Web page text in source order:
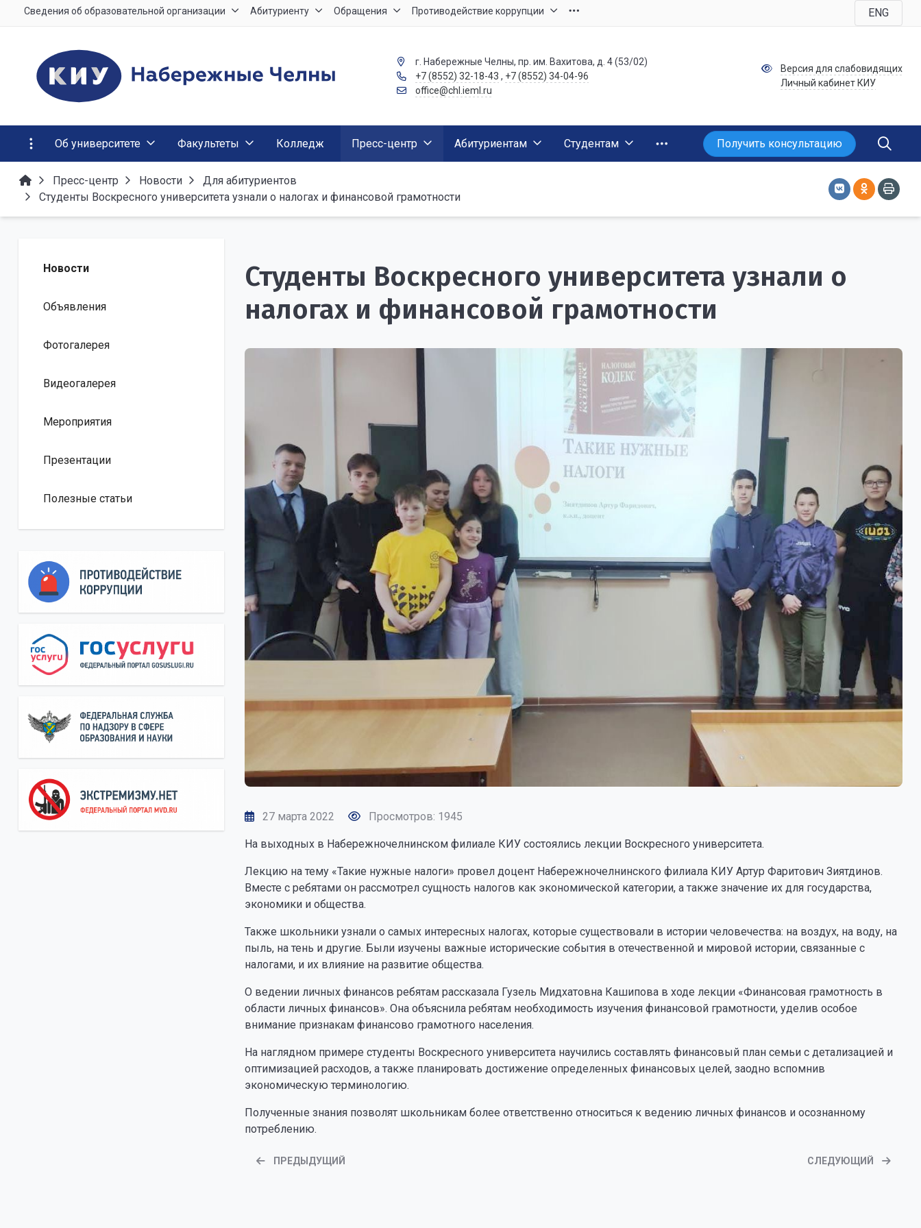
Сведения об образовательной организации Абитуриенту Обращения Противодействие коррупции ENG
г. Набережные Челны, пр. им. Вахитова, д. 4 (53/02)
+7 (8552) 32-18-43 , +7 (8552) 34-04-96
office@chl.ieml.ru
Версия для слабовидящих
Личный кабинет КИУ
Об университете Факультеты Колледж Пресс-центр Абитуриентам Студентам Получить консультацию
Пресс-центр Новости
Для абитуриентов
Студенты Воскресного университета узнали о налогах и финансовой грамотности
Новости
Объявления
Фотогалерея
Видеогалерея
Мероприятия
Презентации
Полезные статьи
Студенты Воскресного университета узнали о
налогах и финансовой грамотности
27 марта 2022 Просмотров: 1945
На выходных в Набережночелнинском филиале КИУ состоялись лекции Воскресного университета.
Лекцию на тему «Такие нужные налоги» провел доцент Набережночелнинского филиала КИУ Артур Фаритович Зиятдинов.
Вместе с ребятами он рассмотрел сущность налогов как экономической категории, а также значение их для государства,
экономики и общества.
Также школьники узнали о самых интересных налогах, которые существовали в истории человечества: на воздух, на воду, на
пыль, на тень и другие. Были изучены важные исторические события в отечественной и мировой истории, связанные с
налогами, и их влияние на развитие общества.
О ведении личных финансов ребятам рассказала Гузель Мидхатовна Кашипова в ходе лекции «Финансовая грамотность в
области личных финансов». Она объяснила ребятам необходимость изучения финансовой грамотности, уделив особое
внимание признакам финансово грамотного населения.
На наглядном примере студенты Воскресного университета научились составлять финансовый план семьи с детализацией и
оптимизацией расходов, а также планировать достижение определенных финансовых целей, заодно вспомнив
экономическую терминологию.
Полученные знания позволят школьникам более ответственно относиться к ведению личных финансов и осознанному
потреблению.
ПРЕДЫДУЩИЙ СЛЕДУЮЩИЙ